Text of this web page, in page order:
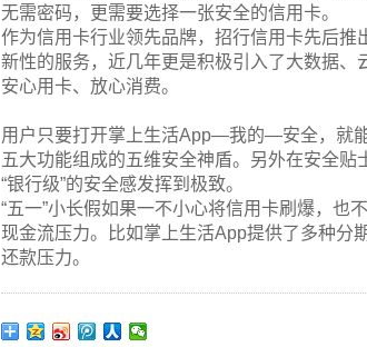
无需密码，更需要选择一张安全的信用卡。
作为信用卡行业领先品牌，招行信用卡先后推
新性的服务，近几年更是积极引入了大数据、
安心用卡、放心消费。
用户只要打开掌上生活App—我的—安全，就
五大功能组成的五维安全神盾。另外在安全
“银行级”的安全感发挥到极致。
“五一”小长假如果一不小心将信用卡刷爆，也
现金流压力。比如掌上生活App提供了多种分
还款压力。